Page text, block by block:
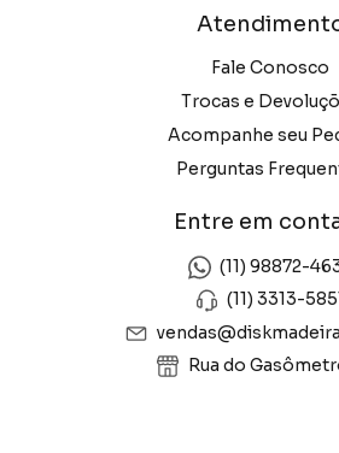
Fale Conosco
Trocas e
Acompanhe seu
Perguntas
Entre em
(11) 98872-
(11) 3313-
Rua do